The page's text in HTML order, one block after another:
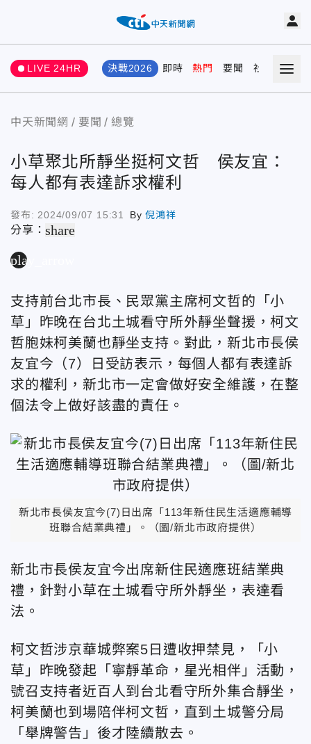
LIVE 24HR 決戰2026 即時 熱門 要聞 社會 娛樂
中天新聞網 要聞 總覽
小草聚北所靜坐挺柯文哲 侯友宜：
每人都有表達訴求權利
發布: 2024/09/07 15:31 By倪鴻祥
分享：share
play_arrow
支持前台北市長、民眾黨主席柯文哲的「小
草」昨晚在台北土城看守所外靜坐聲援，柯文
哲胞妹柯美蘭也靜坐支持。對此，新北市長侯
友宜今（7）日受訪表示，每個人都有表達訴
求的權利，新北市一定會做好安全維護，在整
個法令上做好該盡的責任。
新北市長侯友宜今(7)日出席「113年新住民生活適應輔導
班聯合結業典禮」。（圖/新北市政府提供）
新北市長侯友宜今出席新住民適應班結業典
禮，針對小草在土城看守所外靜坐，表達看
法。
柯文哲涉京華城弊案5日遭收押禁見，「小
草」昨晚發起「寧靜革命，星光相伴」活動，
號召支持者近百人到台北看守所外集合靜坐，
柯美蘭也到場陪伴柯文哲，直到土城警分局
「舉牌警告」後才陸續散去。